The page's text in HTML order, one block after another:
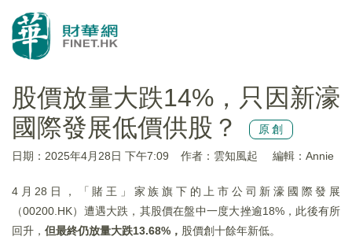
股價放量大跌14%，只因新濠
國際發展低價供股？
原創
日期：2025年4月28日 下午7:09 作者：雲知風起 編輯：Annie
4月28日，「賭王」家族旗下的上市公司新濠國際發展
（00200.HK）遭遇大跌，其股價在盤中一度大挫逾18%，此後有所
回升， 但最終仍放量大跌13.68% ， 股價創十餘年新低。